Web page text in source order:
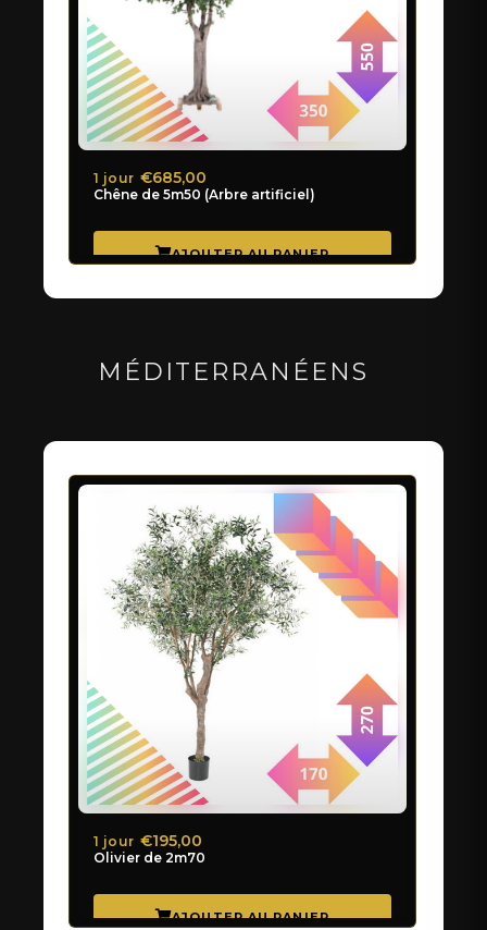
Chêne de 5m50 (Arbre artificiel)
1 jour €685,00
MÉDITERRANÉENS
Olivier de 2m70
1 jour €195,00